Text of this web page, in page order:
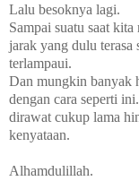
Lalu besoknya lagi.
Sampai suatu saat
jarak yang dulu terasa
terlampaui.
Dan mungkin banyak
dengan cara seperti
dirawat cukup lama
kenyataan.
Alhamdulillah.